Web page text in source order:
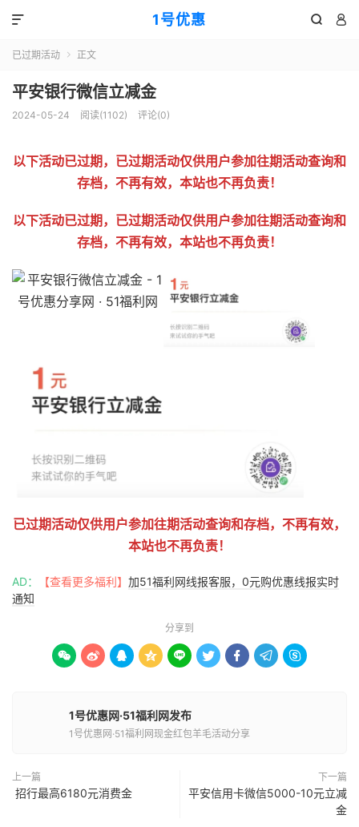
1号优惠  

已过期活动  正文
平安银行微信立减金
2024-05-24 阅读(1102) 评论(0)
以下活动已过期，已过期活动仅供用户参加往期活动查询和
存档，不再有效，本站也不再负责！
以下活动已过期，已过期活动仅供用户参加往期活动查询和
存档，不再有效，本站也不再负责！
已过期活动仅供用户参加往期活动查询和存档，不再有效，
本站也不再负责！
AD： 【查看更多福利】 加51福利网线报客服，0元购优惠线报实时
通知
分享到
        
1号优惠网·51福利网发布
1号优惠网·51福利网现金红包羊毛活动分享
上一篇
招行最高6180元消费金
下一篇
平安信用卡微信5000-10元立减
金